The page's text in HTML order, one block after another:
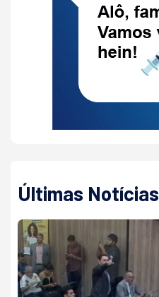
Últimas Notícias